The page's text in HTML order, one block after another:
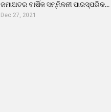
ଜମାଅତର ବାର୍ଷିକ ସମ୍ମିଳନୀ ପାରସ୍ପରିକ…
Dec 27, 2021